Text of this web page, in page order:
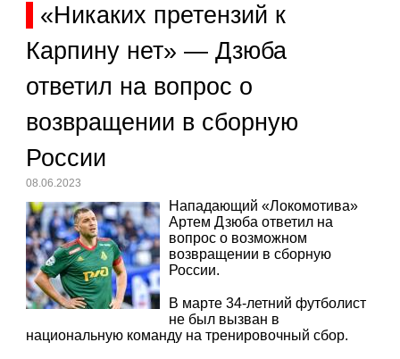
«Никаких претензий к
Карпину нет» — Дзюба
ответил на вопрос о
возвращении в сборную
России
08.06.2023
Нападающий «Локомотива»
Артем Дзюба ответил на
вопрос о возможном
возвращении в сборную
России.
В марте 34-летний футболист
не был вызван в
национальную команду на тренировочный сбор.